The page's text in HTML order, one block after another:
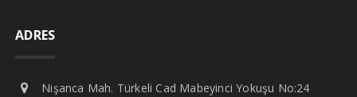
ADRES
Nişanca Mah. Türkeli Cad Mabeyinci Yokuşu No:24